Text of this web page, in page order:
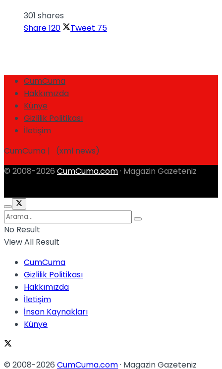
301 shares
Share120 Tweet 75
CumCuma
Hakkımızda
Künye
Gizlilik Politikası
İletişim
CumCuma | (xml news)
© 2008-2026 CumCuma.com · Magazin Gazeteniz
No Result
View All Result
CumCuma
Gizlilik Politikası
Hakkımızda
İletişim
İnsan Kaynakları
Künye
© 2008-2026 CumCuma.com· Magazin Gazeteniz